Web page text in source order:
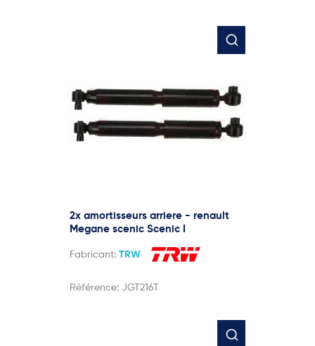
2x amortisseurs arriere - renault
Megane scenic Scenic I
Fabricant: TRW
Référence: JGT216T